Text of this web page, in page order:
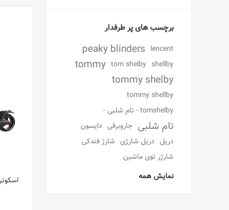
برچسب های پر طرفدار
lencent
peaky blinders
shellby
tom shelby
tommy
tommy shelby
tommy shellby
tomshelby - تام شلبی -
تام شلبی جاروبرقی دایسون
دریل دریل شارژی شارژ فندکی
شارژر توی ماشین
نمایش همه